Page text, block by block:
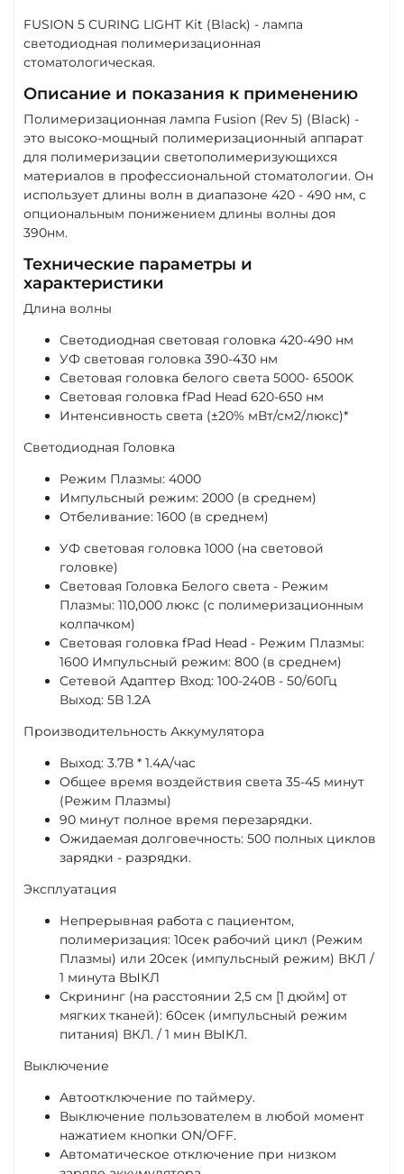
FUSION 5 CURING LIGHT Kit (Black) - лампа
светодиодная полимеризационная
стоматологическая.
Описание и показания к применению
Полимеризационная лампа Fusion (Rev 5) (Black) -
это высоко-мощный полимеризационный аппарат
для полимеризации светополимеризующихся
материалов в профессиональной стоматологии. Он
использует длины волн в диапазоне 420 - 490 нм, с
опциональным понижением длины волны доя
390нм.
Технические параметры и
характеристики
Длина волны
Светодиодная световая головка 420-490 нм
УФ световая головка 390-430 нм
Световая головка белого света 5000- 6500K
Световая головка fPad Head 620-650 нм
Интенсивность света (±20% мВт/см2/люкс)*
Светодиодная Головка
Режим Плазмы: 4000
Импульсный режим: 2000 (в среднем)
Отбеливание: 1600 (в среднем)
УФ световая головка 1000 (на световой
головке)
Световая Головка Белого света - Режим
Плазмы: 110,000 люкс (с полимеризационным
колпачком)
Световая головка fPad Head - Режим Плазмы:
1600 Импульсный режим: 800 (в среднем)
Сетевой Адаптер Вход: 100-240В - 50/60Гц
Выход: 5В 1.2A
Производительность Аккумулятора
Выход: 3.7В * 1.4A/час
Общее время воздействия света 35-45 минут
(Режим Плазмы)
90 минут полное время перезарядки.
Ожидаемая долговечность: 500 полных циклов
зарядки - разрядки.
Эксплуатация
Непрерывная работа с пациентом,
полимеризация: 10сек рабочий цикл (Режим
Плазмы) или 20сек (импульсный режим) ВКЛ /
1 минута ВЫКЛ
Скрининг (на расстоянии 2,5 см [1 дюйм] от
мягких тканей): 60сек (импульсный режим
питания) ВКЛ. / 1 мин ВЫКЛ.
Выключение
Автоотключение по таймеру.
Выключение пользователем в любой момент
нажатием кнопки ON/OFF.
Автоматическое отключение при низком